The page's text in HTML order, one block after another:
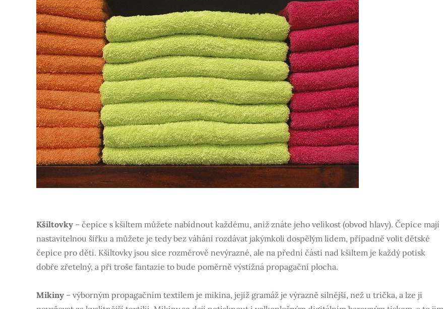
Kšiltovky – čepice s kšiltem můžete nabídnout každému, aniž znáte jeho velikost (obvod hlavy). Čepice mají
nastavitelnou šířku a můžete je tedy bez váhání rozdávat jakýmkoli dospělým lidem, případně volit dětské
čepice pro děti. Kšiltovky jsou sice rozměrově nevýrazné, ale na přední části nad kšiltem je každý potisk
dobře zřetelný, a při troše fantazie to bude poměrně výstižná propagační plocha.
Mikiny – výborným propagačním textilem je mikina, jejíž gramáž je výrazně silnější, než u trička, a lze ji